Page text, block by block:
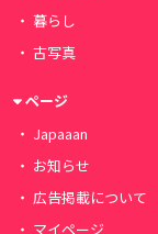
暮らし
古写真
ページ
Japaaan
お知らせ
広告掲載について
マイページ